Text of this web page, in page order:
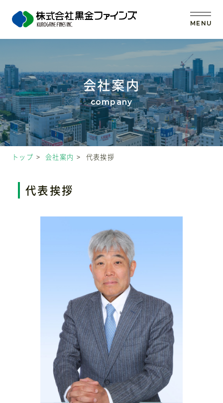
MENU
当社の強み
事業内容
取扱原料
お問い合わせ
会社案内
トップ 会社案内 代表挨拶
代表挨拶